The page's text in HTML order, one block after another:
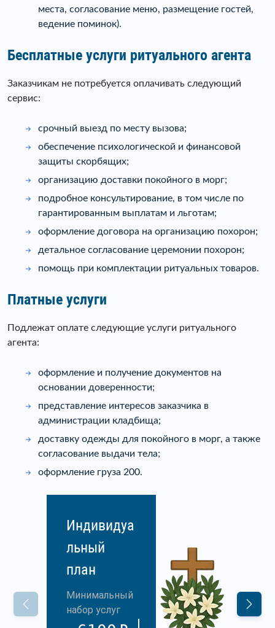
места, согласование меню, размещение гостей,
ведение поминок).
Бесплатные услуги ритуального агента
Заказчикам не потребуется оплачивать следующий
сервис:
срочный выезд по месту вызова;
обеспечение психологической и финансовой
защиты скорбящих;
организацию доставки покойного в морг;
подробное консультирование, в том числе по
гарантированным выплатам и льготам;
оформление договора на организацию похорон;
детальное согласование церемонии похорон;
помощь при комплектации ритуальных товаров.
Платные услуги
Подлежат оплате следующие услуги ритуального
агента:
оформление и получение документов на
основании доверенности;
представление интересов заказчика в
администрации кладбища;
доставку одежды для покойного в морг, а также
согласование выдачи тела;
оформление груза 200.
Индивидуа
льный
план
Минимальный
набор услуг